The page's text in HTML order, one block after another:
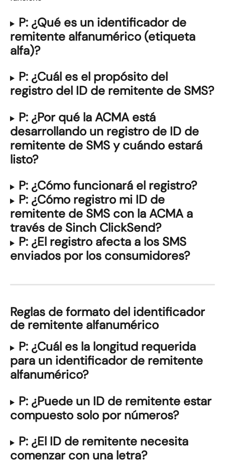
P: ¿Qué es un identificador de
remitente alfanumérico (etiqueta
alfa)?
P: ¿Cuál es el propósito del
registro del ID de remitente de SMS?
P: ¿Por qué la ACMA está
desarrollando un registro de ID de
remitente de SMS y cuándo estará
listo?
P: ¿Cómo funcionará el registro?
P: ¿Cómo registro mi ID de
remitente de SMS con la ACMA a
través de Sinch ClickSend?
P: ¿El registro afecta a los SMS
enviados por los consumidores?
Reglas de formato del identificador
de remitente alfanumérico
P: ¿Cuál es la longitud requerida
para un identificador de remitente
alfanumérico?
P: ¿Puede un ID de remitente estar
compuesto solo por números?
P: ¿El ID de remitente necesita
comenzar con una letra?